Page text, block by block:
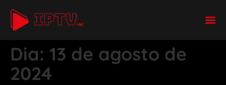
Dia: 13 de agosto de
2024